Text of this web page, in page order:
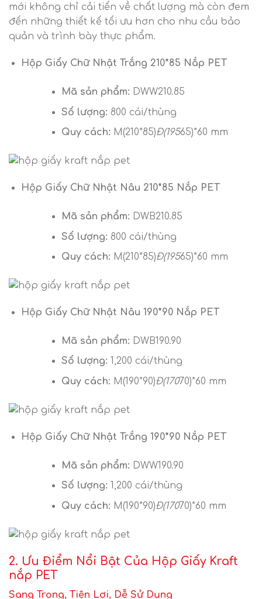
mới không chỉ cải tiến về chất lượng mà còn đem
đến những thiết kế tối ưu hơn cho nhu cầu bảo
quản và trình bày thực phẩm.
Hộp Giấy Chữ Nhật Trắng 210*85 Nắp PET
Mã sản phẩm: DWW210.85
Số lượng: 800 cái/thùng
Quy cách: M(210*85)Đ(19565)*60 mm
Hộp Giấy Chữ Nhật Nâu 210*85 Nắp PET
Mã sản phẩm: DWB210.85
Số lượng: 800 cái/thùng
Quy cách: M(210*85)Đ(19565)*60 mm
Hộp Giấy Chữ Nhật Nâu 190*90 Nắp PET
Mã sản phẩm: DWB190.90
Số lượng: 1,200 cái/thùng
Quy cách: M(190*90)Đ(17070)*60 mm
Hộp Giấy Chữ Nhật Trắng 190*90 Nắp PET
Mã sản phẩm: DWW190.90
Số lượng: 1,200 cái/thùng
Quy cách: M(190*90)Đ(17070)*60 mm
2. Ưu Điểm Nổi Bật Của Hộp Giấy Kraft
nắp PET
Sang Trọng, Tiện Lợi, Dễ Sử Dụng